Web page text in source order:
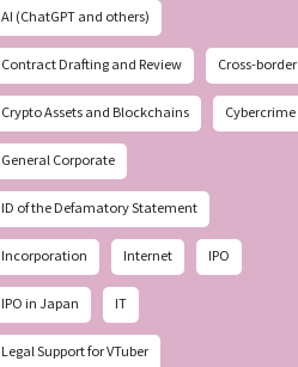
AI (ChatGPT and others)
Contract Drafting and Review Cross-border
Crypto Assets and Blockchains Cybercrime
General Corporate
ID of the Defamatory Statement
Incorporation Internet IPO
IPO in Japan IT
Legal Support for VTuber